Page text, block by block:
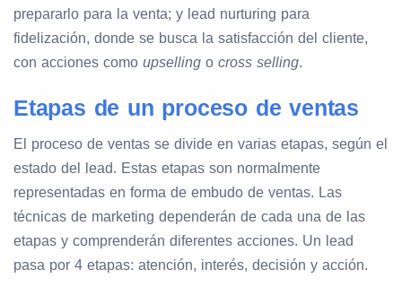
prepararlo para la venta; y lead nurturing para
fidelización, donde se busca la satisfacción del cliente,
con acciones como upselling o cross selling.
Etapas de un proceso de ventas
El proceso de ventas se divide en varias etapas, según el
estado del lead. Estas etapas son normalmente
representadas en forma de embudo de ventas. Las
técnicas de marketing dependerán de cada una de las
etapas y comprenderán diferentes acciones. Un lead
pasa por 4 etapas: atención, interés, decisión y acción.